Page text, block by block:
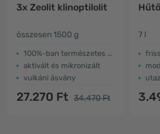
3x Zeolit klinoptilolit
összesen 1500 g
100%-ban természetes zeolit
aktivált és mikronizált
vulkáni ásvány
27.270 Ft 34.470 Ft
7 l